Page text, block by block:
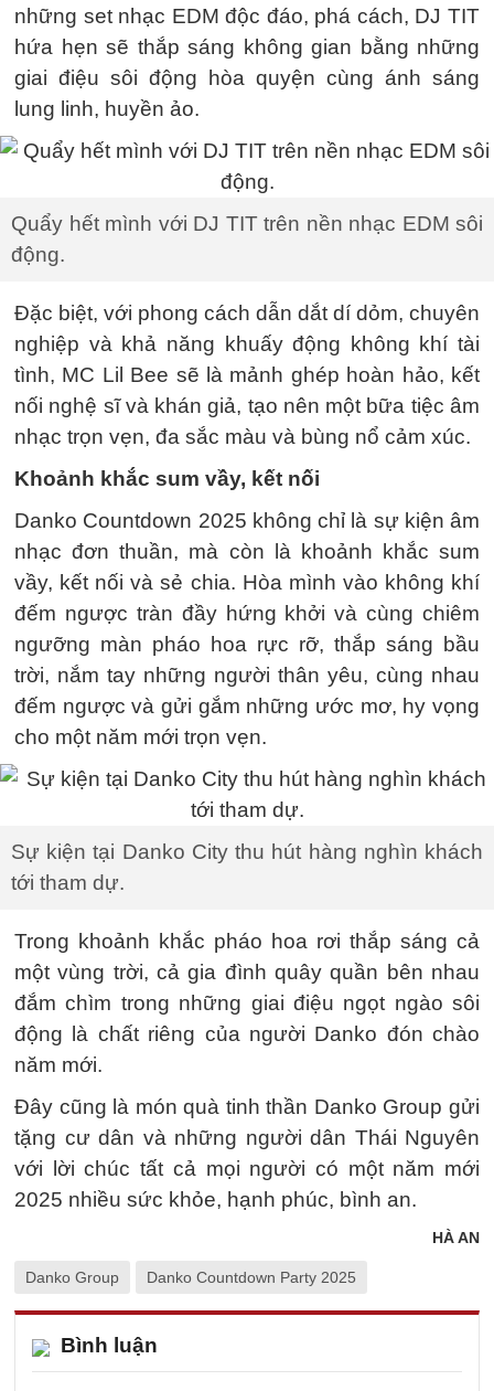
những set nhạc EDM độc đáo, phá cách, DJ TIT
hứa hẹn sẽ thắp sáng không gian bằng những
giai điệu sôi động hòa quyện cùng ánh sáng
lung linh, huyền ảo.
Quẩy hết mình với DJ TIT trên nền nhạc EDM sôi
động.
Đặc biệt, với phong cách dẫn dắt dí dỏm, chuyên
nghiệp và khả năng khuấy động không khí tài
tình, MC Lil Bee sẽ là mảnh ghép hoàn hảo, kết
nối nghệ sĩ và khán giả, tạo nên một bữa tiệc âm
nhạc trọn vẹn, đa sắc màu và bùng nổ cảm xúc.
Khoảnh khắc sum vầy, kết nối
Danko Countdown 2025 không chỉ là sự kiện âm
nhạc đơn thuần, mà còn là khoảnh khắc sum
vầy, kết nối và sẻ chia. Hòa mình vào không khí
đếm ngược tràn đầy hứng khởi và cùng chiêm
ngưỡng màn pháo hoa rực rỡ, thắp sáng bầu
trời, nắm tay những người thân yêu, cùng nhau
đếm ngược và gửi gắm những ước mơ, hy vọng
cho một năm mới trọn vẹn.
Sự kiện tại Danko City thu hút hàng nghìn khách
tới tham dự.
Trong khoảnh khắc pháo hoa rơi thắp sáng cả
một vùng trời, cả gia đình quây quần bên nhau
đắm chìm trong những giai điệu ngọt ngào sôi
động là chất riêng của người Danko đón chào
năm mới.
Đây cũng là món quà tinh thần Danko Group gửi
tặng cư dân và những người dân Thái Nguyên
với lời chúc tất cả mọi người có một năm mới
2025 nhiều sức khỏe, hạnh phúc, bình an.
HÀ AN
Danko Group Danko Countdown Party 2025
Bình luận